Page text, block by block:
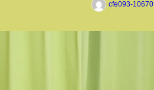
cfe093-10670